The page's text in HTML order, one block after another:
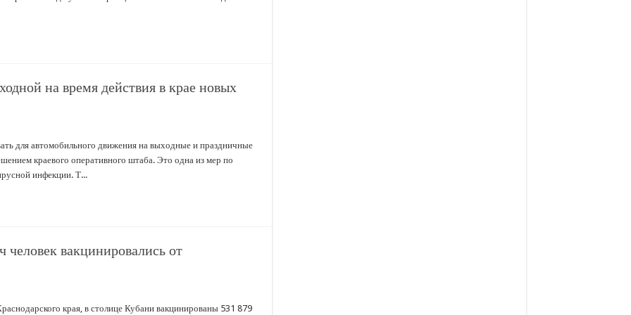
на время действия в крае новых
для автомобильного движения на выходные и праздничные
краевого оперативного штаба. Это одна из мер по
инфекции. Т...
вакцинировались от
края, в столице Кубани вакцинированы 531 879